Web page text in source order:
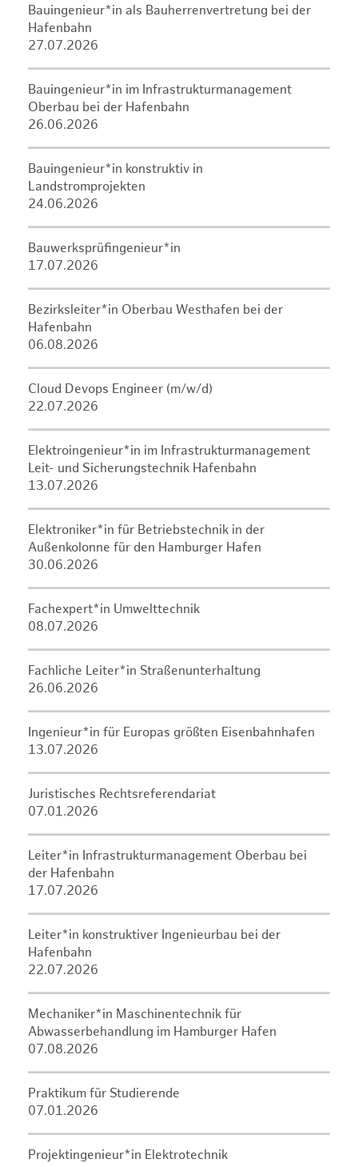
Bauingenieur*in als Bauherrenvertretung bei der
Hafenbahn
27.07.2026
Bauingenieur*in im Infrastrukturmanagement
Oberbau bei der Hafenbahn
26.06.2026
Bauingenieur*in konstruktiv in
Landstromprojekten
24.06.2026
Bauwerksprüfingenieur*in
17.07.2026
Bezirksleiter*in Oberbau Westhafen bei der
Hafenbahn
06.08.2026
Cloud Devops Engineer (m/w/d)
22.07.2026
Elektroingenieur*in im Infrastrukturmanagement
Leit- und Sicherungstechnik Hafenbahn
13.07.2026
Elektroniker*in für Betriebstechnik in der
Außenkolonne für den Hamburger Hafen
30.06.2026
Fachexpert*in Umwelttechnik
08.07.2026
Fachliche Leiter*in Straßenunterhaltung
26.06.2026
Ingenieur*in für Europas größten Eisenbahnhafen
13.07.2026
Juristisches Rechtsreferendariat
07.01.2026
Leiter*in Infrastrukturmanagement Oberbau bei
der Hafenbahn
17.07.2026
Leiter*in konstruktiver Ingenieurbau bei der
Hafenbahn
22.07.2026
Mechaniker*in Maschinentechnik für
Abwasserbehandlung im Hamburger Hafen
07.08.2026
Praktikum für Studierende
07.01.2026
Projektingenieur*in Elektrotechnik